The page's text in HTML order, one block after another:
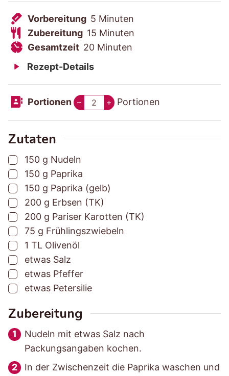
V
o
r
b
e
i
u
n
g
s
z
e
i
t
Vorbereitung 5M
i
n
n
Minuten
Z
u
b
e
i
u
n
g
s
z
e
i
t
Zubereitung 15M
i
e
n
Minuten
G
e
m
t
e
i
t
Gesamtzeit 20M
t
e
Minuten
Rezept-Details
Portionen – + Portionen
Zutaten
▢
150 g Nudeln
▢
150 g Paprika
▢
150 g Paprika (gelb)
▢
200 g Erbsen (TK)
▢
200 g Pariser Karotten (TK)
▢
75 g Frühlingszwiebeln
▢
1 TL Olivenöl
▢
etwas Salz
▢
etwas Pfeffer
▢
etwas Petersilie
Zubereitung
Nudeln mit etwas Salz nach
Packungsangaben kochen.
In der Zwischenzeit die Paprika waschen und